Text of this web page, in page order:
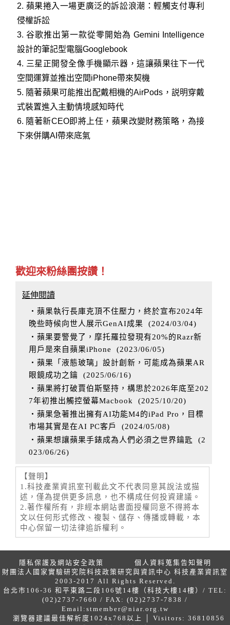
2. 蘋果捲入一場更廣泛的訴訟浪潮：輕觸支付專利
侵權訴訟
3.谷歌推出第一款從零開始為 Gemini Intelligence
設計的筆記型電腦Googlebook
4. 三星正開發全像手機顯示器，這讓蘋果往下一代
空間運算並推出空間iPhone帶來契機
5. 隨著蘋果可能推出配戴相機的AirPods，説明穿戴
式裝置進入主動情境感知時代
6. 隨著新CEO即將上任，蘋果改變財務策略，為接
下來併購AI帶來底氣
歡迎來粉絲團按讚！
延伸閱讀
‧蘋果執行長庫克頂不住壓力，終於宣布2024年
晚些時候向世人展示GenAI成果
(2024/03/04)
‧蘋果要警覺了，摩托羅拉發現有20%的Razr新
用戶是來自蘋果iPhone
(2023/06/05)
‧蘋果「液態玻璃」設計創新，可能成為蘋果AR
眼鏡成功之鑰 (2025/06/16)
‧蘋果將打破賈伯斯堅持，構思於2026年底至202
7年初推出觸控螢幕Macbook
(2025/10/20)
‧蘋果急著推出擁有AI功能M4的iPad Pro，目標
市場其實是在AI PC客戶
(2024/05/08)
‧蘋果想讓蘋果手錶成為人們必須之世界鑰匙
(2
023/06/26)
【聲明】
1.科技產業資訊室刊載此文不代表同意其說法或描
述，僅為提供更多訊息，也不構成任何投資建議。
2.著作權所有，非經本網站書面授權同意不得將本
文以任何形式修改、複製、儲存、傳播或轉載，本
中心保留一切法律追訴權利。
隱私保護及網站安全政策
個人資料蒐集告知聲明
財團法人國家實驗研究院科技政策研究與資訊中心 科技產業資訊室
2003-2017 All Rights Reserved.
台北市106-36 和平東路二段106號14樓（科技大樓14樓）/ TEL:
(02)2737-7660 / FAX: (02)2737-7838 /
Email: stmember@niar.org.tw
瀏覽器建議最佳解析度1024x768以上 │ Visitors: 36810856